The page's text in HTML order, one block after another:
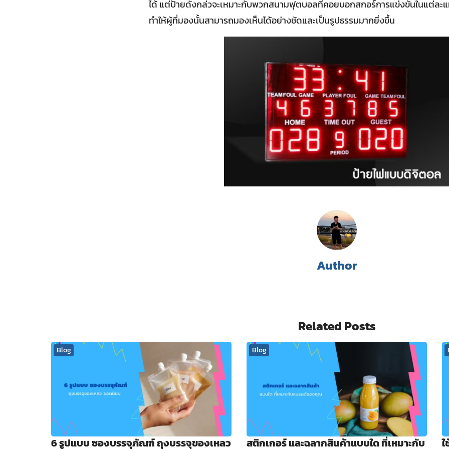
ได้ แต่ป้ายดังกล่วจะเหมาะกับพวกสนามฟุตบอลทีคอยบอกสกอร์การแข่งขันในแต่ละ
ทำให้ผู้ที่มองนั้นสามารถมองเห็นได้อย่างชัดและเป็นรูปธรรมมากยิ่งขึ้น
Author
Related Posts
Blog
6 รูปแบบ ซองบรรจุภัณฑ์ ถุงบรรจุของเหลว
Blog
สติกเกอร์ และฉลากสินค้าแบบใด ที่เหมาะกับ